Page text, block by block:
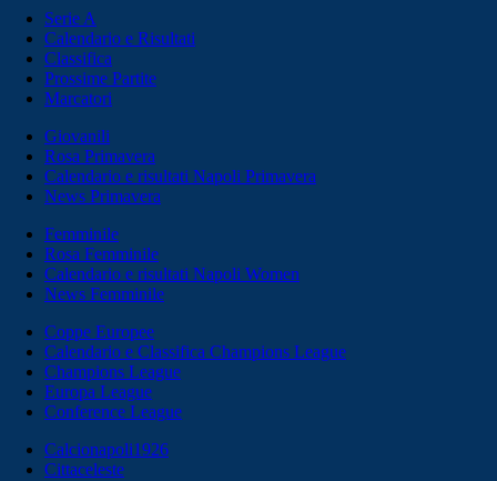
Serie A
Calendario e Risultati
Classifica
Prossime Partite
Marcatori
Giovanili
Rosa Primavera
Calendario e risultati Napoli Primavera
News Primavera
Femminile
Rosa Femminile
Calendario e risultati Napoli Women
News Femminile
Coppe Europee
Calendario e Classifica Champions League
Champions League
Europa League
Conference League
Calcionapoli1926
Cittaceleste